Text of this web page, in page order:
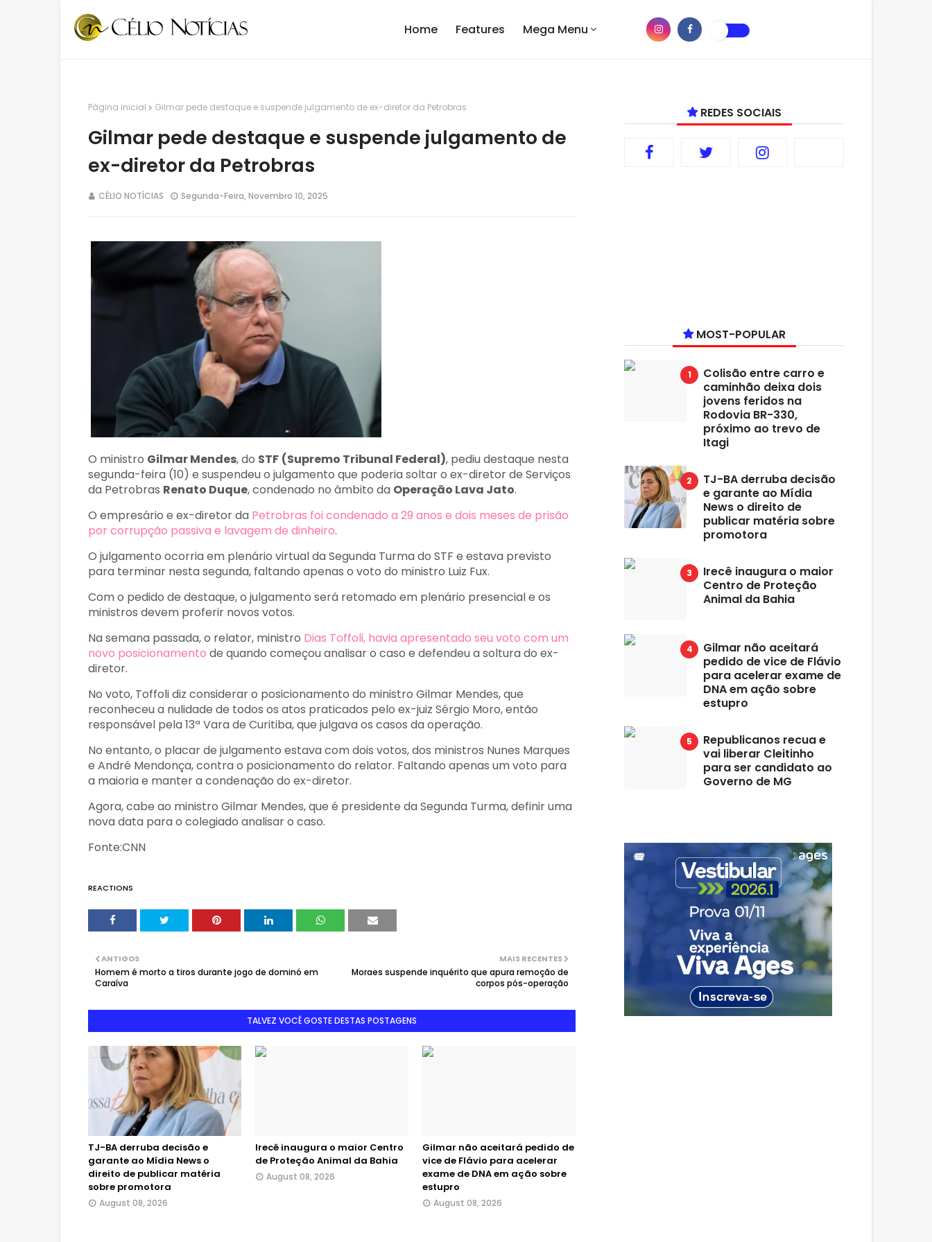
Home Features Mega Menu
Página inicial Gilmar pede destaque e suspende julgamento de ex-diretor da Petrobras
Gilmar pede destaque e suspende julgamento de
ex-diretor da Petrobras
CÉLIO NOTÍCIAS Segunda-Feira, Novembro 10, 2025
O ministro Gilmar Mendes, do STF (Supremo Tribunal Federal), pediu destaque nesta
segunda-feira (10) e suspendeu o julgamento que poderia soltar o ex-diretor de Serviços
da Petrobras Renato Duque, condenado no âmbito da Operação Lava Jato.
O empresário e ex-diretor da Petrobras foi condenado a 29 anos e dois meses de prisão
por corrupção passiva e lavagem de dinheiro.
O julgamento ocorria em plenário virtual da Segunda Turma do STF e estava previsto
para terminar nesta segunda, faltando apenas o voto do ministro Luiz Fux.
Com o pedido de destaque, o julgamento será retomado em plenário presencial e os
ministros devem proferir novos votos.
Na semana passada, o relator, ministro Dias Toffoli, havia apresentado seu voto com um
novo posicionamento de quando começou analisar o caso e defendeu a soltura do ex-
diretor.
No voto, Toffoli diz considerar o posicionamento do ministro Gilmar Mendes, que
reconheceu a nulidade de todos os atos praticados pelo ex-juiz Sérgio Moro, então
responsável pela 13ª Vara de Curitiba, que julgava os casos da operação.
No entanto, o placar de julgamento estava com dois votos, dos ministros Nunes Marques
e André Mendonça, contra o posicionamento do relator. Faltando apenas um voto para
a maioria e manter a condenação do ex-diretor.
Agora, cabe ao ministro Gilmar Mendes, que é presidente da Segunda Turma, definir uma
nova data para o colegiado analisar o caso.
Fonte:CNN
REACTIONS
MAIS RECENTES
Moraes suspende inquérito que apura remoção de
corpos pós-operação
ANTIGOS
Homem é morto a tiros durante jogo de dominó em
Caraíva
TALVEZ VOCÊ GOSTE DESTAS POSTAGENS
TJ-BA derruba decisão e
garante ao Mídia News o
direito de publicar matéria
sobre promotora
August 08, 2026
Irecê inaugura o maior Centro
de Proteção Animal da Bahia
August 08, 2026
Gilmar não aceitará pedido de
vice de Flávio para acelerar
exame de DNA em ação sobre
estupro
August 08, 2026
REDES SOCIAIS
MOST-POPULAR
Colisão entre carro e
caminhão deixa dois
jovens feridos na
Rodovia BR-330,
próximo ao trevo de
Itagi
TJ-BA derruba decisão
e garante ao Mídia
News o direito de
publicar matéria sobre
promotora
Irecê inaugura o maior
Centro de Proteção
Animal da Bahia
Gilmar não aceitará
pedido de vice de Flávio
para acelerar exame de
DNA em ação sobre
estupro
Republicanos recua e
vai liberar Cleitinho
para ser candidato ao
Governo de MG